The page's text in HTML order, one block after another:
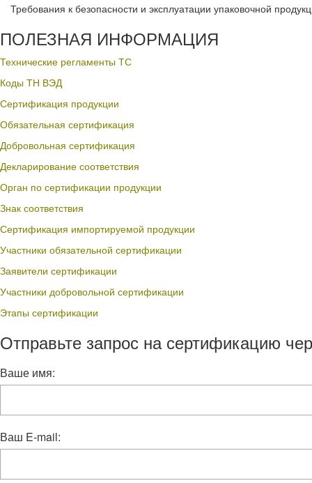
Требования к безопасности и эксплуатации упаковочной
ПОЛЕЗНАЯ ИНФОРМАЦИЯ
Технические регламенты ТС
Коды ТН ВЭД
Сертификация продукции
Обязательная сертификация
Добровольная сертификация
Декларирование соответствия
Орган по сертификации продукции
Знак соответствия
Сертификация импортируемой продукции
Участники обязательной сертификации
Заявители сертификации
Участники добровольной сертификации
Этапы сертификации
Отправьте запрос на сертификацию
Ваше имя:
Ваш E-mail: